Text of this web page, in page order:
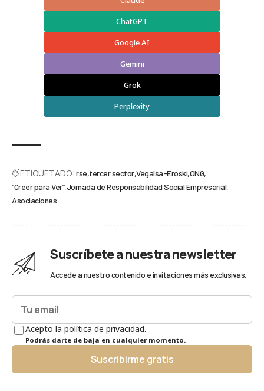
ChatGPT
Google AI
Gemini
Grok
Perplexity
ETIQUETADO: rse tercer sector Vegalsa-Eroski ONG
“Creer para Ver” Jornada de Responsabilidad Social Empresarial
Asociaciones
Suscríbete a nuestra newsletter
Accede a nuestro contenido e invitaciones más exclusivas.
Acepto la política de privacidad.
Podrás darte de baja en cualquier momento.
Suscribirme gratis